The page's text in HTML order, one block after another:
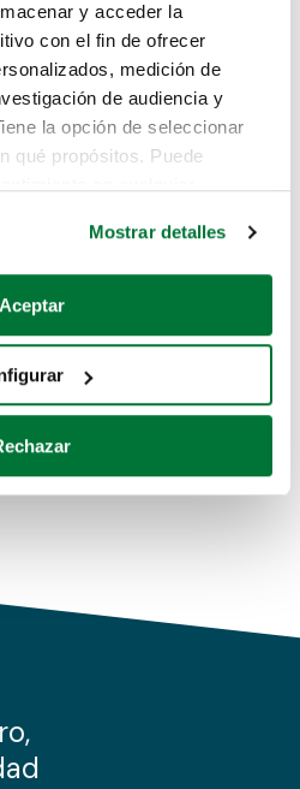
y acceder la
con el fin de ofrecer
medición de
de audiencia y
la opción de seleccionar
qué propósitos. Puede
sobre su ubicación geográfica
analizándolo activamente
específicas (huellas
sobre cómo se procesan sus
haga del sitio web con
sociales, publicidad y análisis
Mostrar detalles
Aceptar
sabemos como
hasta aquí.
el coche que estás
estos enlaces: